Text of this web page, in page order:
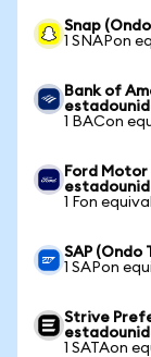
Snap
1 SNAPon
Bank of
1 BACon
Ford
1 Fon
SAP
1 SAPon
Strive
1 SATAon